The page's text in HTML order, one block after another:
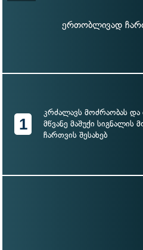
ერთობლივად
1
კრძალავს მოძრაობას და
მწვანე მაშუქი
ჩართვის შესახებ